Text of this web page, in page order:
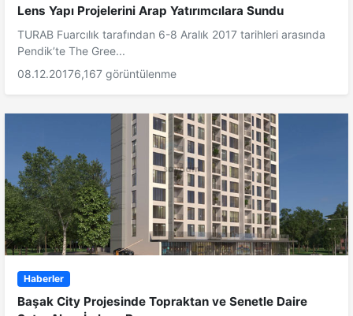
Lens Yapı Projelerini Arap Yatırımcılara Sundu
TURAB Fuarcılık tarafından 6-8 Aralık 2017 tarihleri arasında
Pendik’te The Gree...
08.12.20176,167 görüntülenme
Haberler
Başak City Projesinde Topraktan ve Senetle Daire